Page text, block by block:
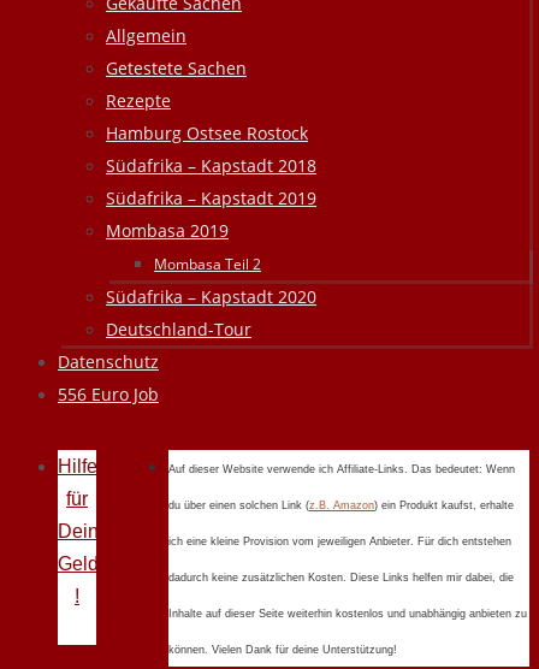
Allgemein
Getestete Sachen
Rezepte
Hamburg Ostsee Rostock
Südafrika – Kapstadt 2018
Südafrika – Kapstadt 2019
Mombasa 2019
Mombasa Teil 2
Südafrika – Kapstadt 2020
Deutschland-Tour
Datenschutz
556 Euro Job
Hilfe
für
Deine
Geldprobleme
!
Auf dieser Website verwende ich Affiliate-Links. Das bedeutet: Wenn
du über einen solchen Link (z.B. Amazon) ein Produkt kaufst, erhalte
ich eine kleine Provision vom jeweiligen Anbieter. Für dich entstehen
dadurch keine zusätzlichen Kosten. Diese Links helfen mir dabei, die
Inhalte auf dieser Seite weiterhin kostenlos und unabhängig anbieten zu
können. Vielen Dank für deine Unterstützung!